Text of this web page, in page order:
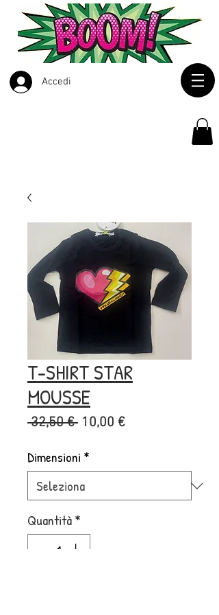
Accedi
T-SHIRT STAR
MOUSSE
32,50 € Prezzo
10,00 €Prezzo
Dimensioni *
Quantità*